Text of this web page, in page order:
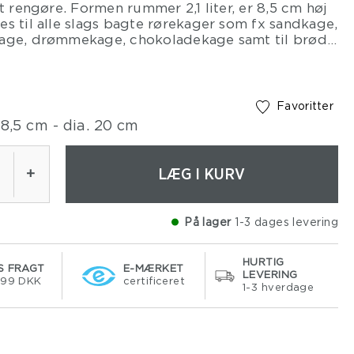
rengøre. Formen rummer 2,1 liter, er 8,5 cm høj
til alle slags bagte rørekager som fx sandkage,
drømmekage, chokoladekage samt til brød
og dessertbunde.
olie ved bagning. Formen er fremstillet af
produceret ståltype i høj kvalitet.
op i to lag, først et støttende, forstærket
herefter endnu et lag for yderligere
Det er meget let og fleksibelt, hvilket giver
overflade og bedre varmefordeling.
før brug første gang. Den keramiske
er fremstillet af råvarer, der ikke indeholder
Favoritter
8,5 cm - dia. 20 cm
+ LÆG I KURV
På lager 1-3 dages levering
FRAGT
DKK
E-MÆRKET
certificeret
HURTIG
LEVERING
1-3 hverdage